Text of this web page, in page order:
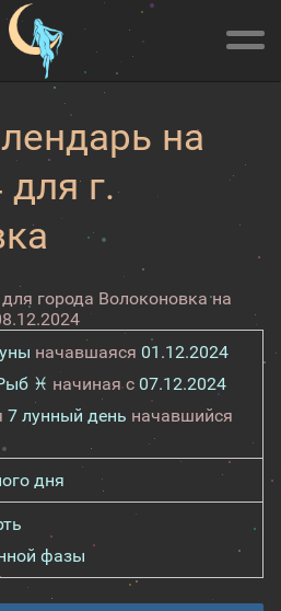
на
г.
города Волоконовка на
начавшаяся 01.12.2024
♓ начиная с 07.12.2024
7 лунный день начавшийся
дня
фазы